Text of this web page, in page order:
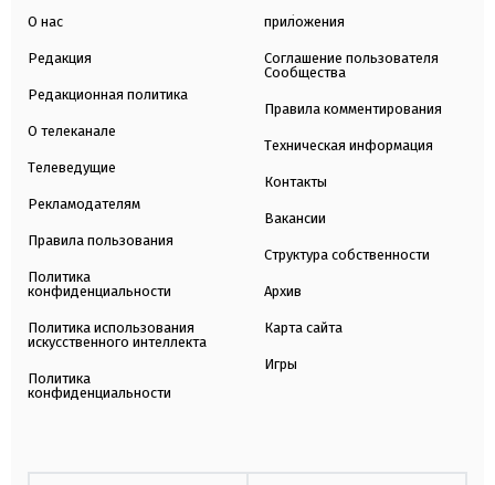
О нас
Редакция
Редакционная политика
О телеканале
Телеведущие
Рекламодателям
Правила пользования
Политика
конфиденциальности
Политика использования
искусственного интеллекта
Политика
конфиденциальности
приложения
Соглашение пользователя
Сообщества
Правила комментирования
Техническая информация
Контакты
Вакансии
Структура собственности
Архив
Карта сайта
Игры